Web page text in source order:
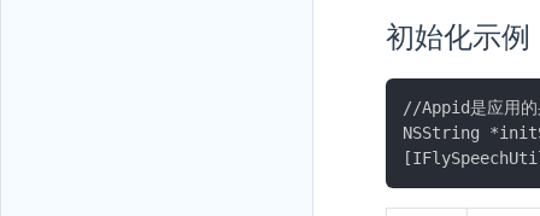
初始化示例
//Appid是应用的
NSString